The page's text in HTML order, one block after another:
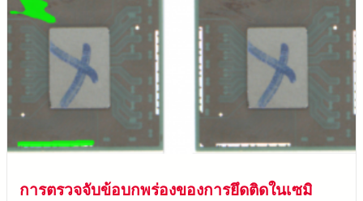
การตรวจจับข้อบกพร่องของการยึดติดในเซมิ